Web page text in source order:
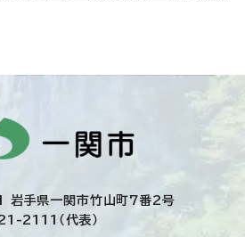
手県一関市竹山町7番2号
2111（代表）